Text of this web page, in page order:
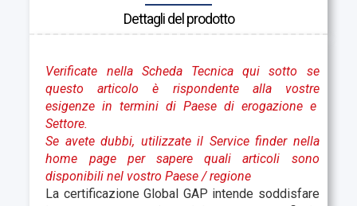
Dettagli del prodotto
Verificate nella Scheda Tecnica qui sotto se
questo articolo è rispondente alla vostre
esigenze in termini di Paese di erogazione e
Settore.
Se avete dubbi, utilizzate il Service finder nella
home page per sapere quali articoli sono
disponibili nel vostro Paese/ regione
La certificazione Global GAP intende soddisfare